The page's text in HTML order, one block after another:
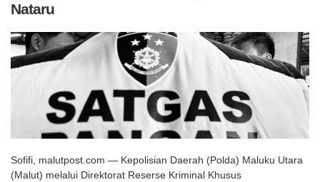
Nataru
Sofifi, malutpost.com — Kepolisian Daerah (Polda) Maluku Utara
(Malut) melalui Direktorat Reserse Kriminal Khusus